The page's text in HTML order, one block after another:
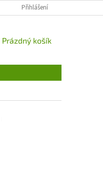
REKLAMAČNÍ ŘÁD
Přihlášení
NÁKUPNÍ
Prázdný košík